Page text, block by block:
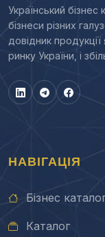
Український
бізнеси різних
довідник
ринку України, і
НАВІГАЦІЯ
Бізнес
Каталог